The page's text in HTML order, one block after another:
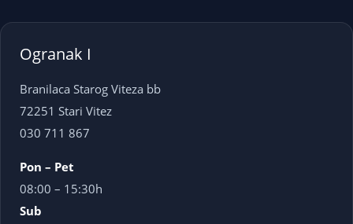
Ogranak I
Branilaca Starog Viteza bb
72251 Stari Vitez
030 711 867
Pon – Pet
08:00 – 15:30h
Sub